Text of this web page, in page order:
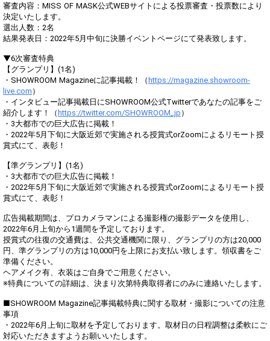
審査内容：MISS OF MASK公式WEBサイトによる投票審査・投票数により
決定いたします。
選出人数：2名
結果発表日：2022年5月中旬に決勝イベントページにて発表致します。
▼6次審査特典
【グランプリ】(1名)
・SHOWROOM Magazineに記事掲載！（ https://magazine.showroom-
live.com ）
・インタビュー記事掲載日にSHOWROOM公式Twitterであなたの記事をご
紹介します！（ https://twitter.com/SHOWROOM_jp ）
・3大都市での巨大広告に掲載！
・2022年5月下旬に大阪近郊で実施される授賞式orZoomによるリモート授
賞式にて、表彰！
【準グランプリ】(1名)
・3大都市での巨大広告に掲載！
・2022年5月下旬に大阪近郊で実施される授賞式orZoomによるリモート授
賞式にて、表彰！
広告掲載期間は、プロカメラマンによる撮影権の撮影データを使用し、
2022年6月上旬から1週間を予定しております。
授賞式の往復の交通費は、公共交通機関に限り、グランプリの方は20,000
円、準グランプリの方は10,000円を上限にお支払い致します。領収書をご
準備ください。
ヘアメイク有、衣装はご自身でご用意ください。
※特典についての詳細は、決まり次第特典取得者にのみに連絡いたします。
■SHOWROOM Magazine記事掲載特典に関する取材・撮影についての注意
事項
・2022年6月上旬に取材を予定しております。取材日の日程調整は柔軟にご
対応いただきますようお願いいたします。